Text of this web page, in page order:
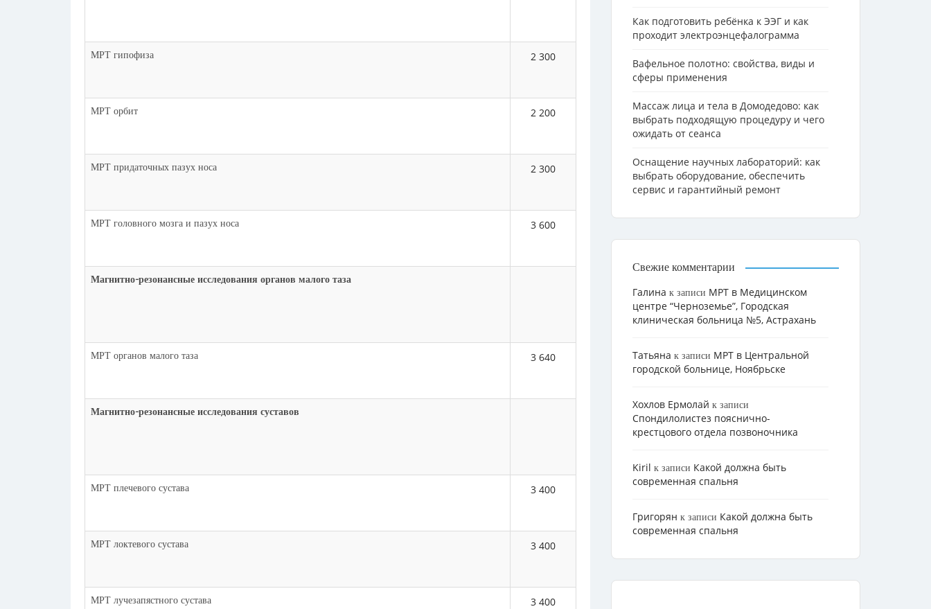
МРТ гипофиза 2 300
МРТ орбит 2 200
МРТ придаточных пазух носа 2 300
МРТ головного мозга и пазух носа 3 600
Магнитно-резонансные исследования органов малого таза
МРТ органов малого таза 3 640
Магнитно-резонансные исследования суставов
МРТ плечевого сустава 3 400
МРТ локтевого сустава 3 400
МРТ лучезапястного сустава 3 400
Как подготовить ребёнка к ЭЭГ и как
проходит электроэнцефалограмма
Вафельное полотно: свойства, виды и
сферы применения
Массаж лица и тела в Домодедово: как
выбрать подходящую процедуру и чего
ожидать от сеанса
Оснащение научных лабораторий: как
выбрать оборудование, обеспечить
сервис и гарантийный ремонт
Свежие комментарии
Галина к записи МРТ в Медицинском
центре “Черноземье”, Городская
клиническая больница №5, Астрахань
Татьяна к записи МРТ в Центральной
городской больнице, Ноябрьске
Хохлов Ермолай к записи
Cпондилолистез пояснично-
крестцового отдела позвоночника
Kiril к записи Какой должна быть
современная спальня
Григорян к записи Какой должна быть
современная спальня